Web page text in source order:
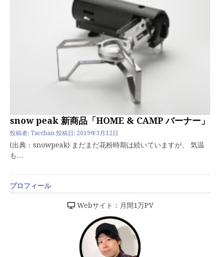
snow peak 新商品「HOME & CAMP バーナー」
投稿者: Tacchan 投稿日: 2019年3月12日
(出典：snowpeak) まだまだ花粉時期は続いていますが、 気温
も…
プロフィール
Webサイト：月間1万PV